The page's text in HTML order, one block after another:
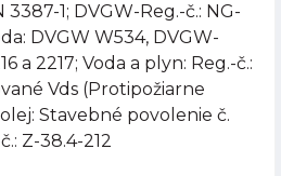
3387-1; DVGW-Reg.-č.: NG-
DVGW W534, DVGW-
a 2217; Voda a plyn: Reg.-č.:
Vds (Protipožiarne
Stavebné povolenie č.
Z-38.4-212